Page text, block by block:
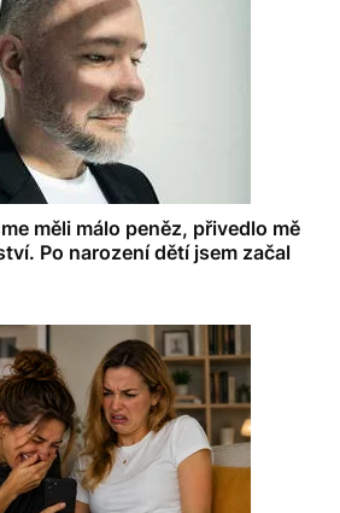
měli málo peněz, přivedlo mě
Po narození dětí jsem začal